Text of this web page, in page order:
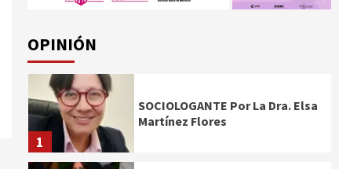
OPINIÓN
1
SOCIOLOGANTE Por La Dra. Elsa
Martínez Flores